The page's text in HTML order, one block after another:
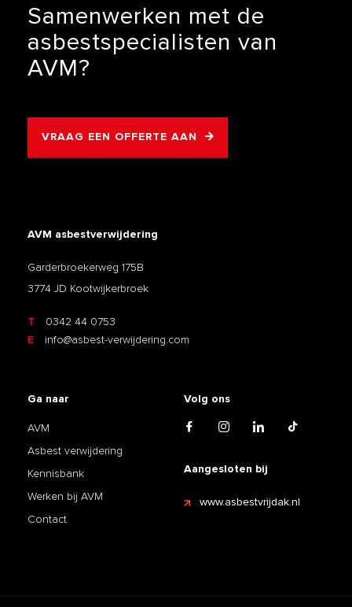
Samenwerken met de
asbestspecialisten van
AVM?
VRAAG EEN OFFERTE AAN
AVM asbestverwijdering
Garderbroekerweg 175B
3774 JD Kootwijkerbroek
T
0342 44 0753
E
info@asbest-verwijdering.com
Ga naar
AVM
Asbest verwijdering
Kennisbank
Werken bij AVM
Contact
Volg ons
Aangesloten bij
www.asbestvrijdak.nl